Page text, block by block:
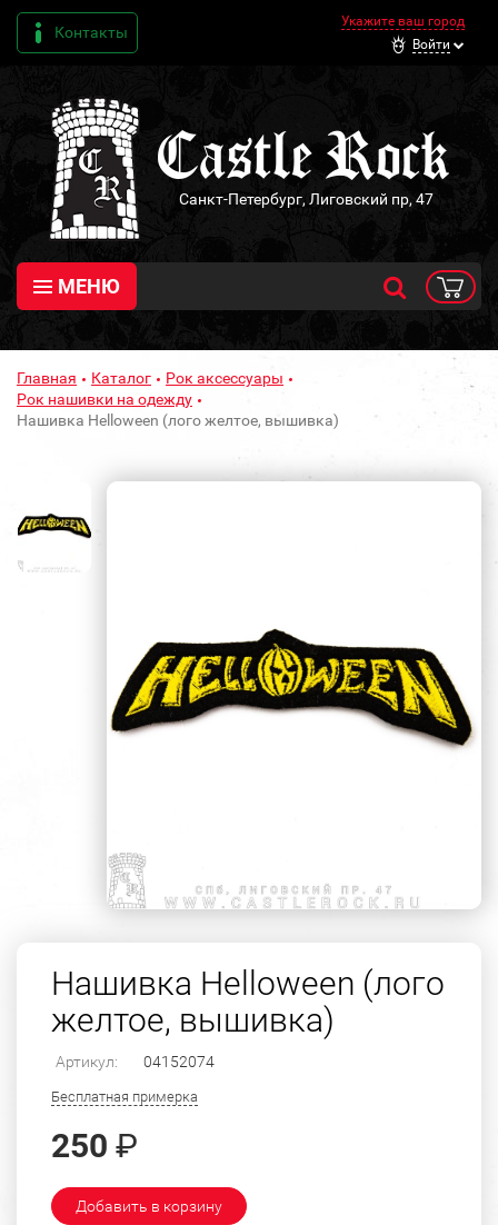
Контакты
Укажите ваш город
Войти
Санкт-Петербург, Лиговский пр, 47
МЕНЮ
Главная Каталог
Рок аксессуары
Рок нашивки на одежду
Нашивка Helloween (лого желтое, вышивка)
Нашивка Helloween (лого
желтое, вышивка)
Артикул: 04152074
Бесплатная примерка
250 ₽
Добавить в корзину